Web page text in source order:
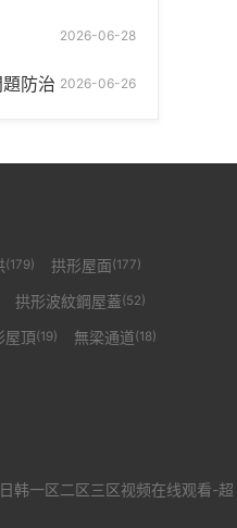
2026-06-28
2026-06-26
防治
(179) 拱形屋面(177)
拱形波紋鋼屋蓋(52)
屋頂(19) 無梁通道(18)
韩一区二区三区视频在线观看-超